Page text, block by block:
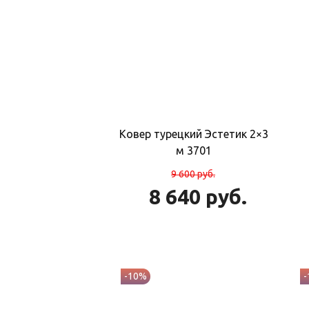
Ковер турецкий Эстетик 2×3
м 3701
9 600руб.
8 640 руб.
-10% -